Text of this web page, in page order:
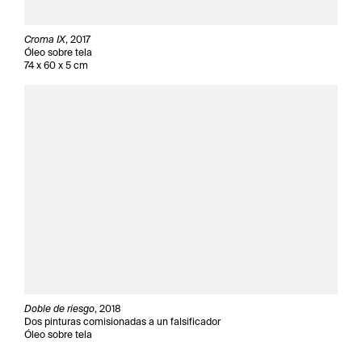
Croma IX, 2017
Óleo sobre tela
74 x 60 x 5 cm
Doble de riesgo, 2018
Dos pinturas comisionadas a un falsificador
Óleo sobre tela